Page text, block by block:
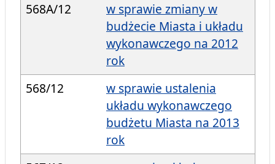
568A/12
w sprawie zmiany w
budżecie Miasta i układu
wykonawczego na 2012
rok
568/12
w sprawie ustalenia
układu wykonawczego
budżetu Miasta na 2013
rok